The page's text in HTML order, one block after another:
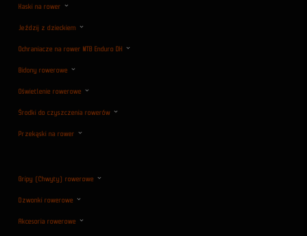
Kaski na rower
Jeździj z dzieckiem
Ochraniacze na rower MTB Enduro DH
Bidony rowerowe
Oświetlenie rowerowe
Środki do czyszczenia rowerów
Przekąski na rower
Gripy (Chwyty) rowerowe
Dzwonki rowerowe
Akcesoria rowerowe